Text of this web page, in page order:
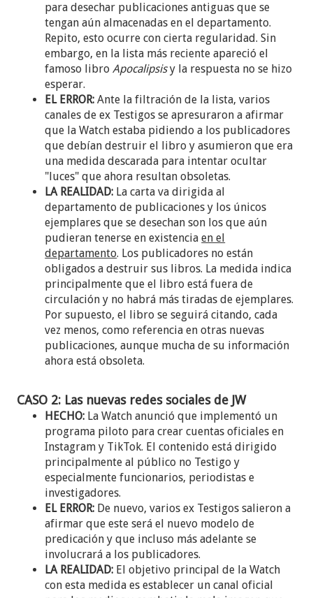
para desechar publicaciones antiguas que se
tengan aún almacenadas en el departamento.
Repito, esto ocurre con cierta regularidad. Sin
embargo, en la lista más reciente apareció el
famoso libroApocalipsisy la respuesta no se hizo
esperar.
EL ERROR: Ante la filtración de la lista, varios
canales de ex Testigos se apresuraron a afirmar
que la Watch estaba pidiendo a los publicadores
que debían destruir el libro y asumieron que era
una medida descarada para intentar ocultar
"luces" que ahora resultan obsoletas.
LA REALIDAD: La carta va dirigida al
departamento de publicaciones y los únicos
ejemplares que se desechan son los que aún
pudieran tenerse en existenciaen el
departamento. Los publicadores no están
obligados a destruir sus libros. La medida indica
principalmente que el libro está fuera de
circulación y no habrá más tiradas de ejemplares.
Por supuesto, el libro se seguirá citando, cada
vez menos, como referencia en otras nuevas
publicaciones, aunque mucha de su información
ahora está obsoleta.
CASO 2: Las nuevas redes sociales de JW
HECHO: La Watch anunció que implementó un
programa piloto para crear cuentas oficiales en
Instagram y TikTok. El contenido está dirigido
principalmente al público no Testigo y
especialmente funcionarios, periodistas e
investigadores.
EL ERROR: De nuevo, varios ex Testigos salieron a
afirmar que este será el nuevo modelo de
predicación y que incluso más adelante se
involucrará a los publicadores.
LA REALIDAD: El objetivo principal de la Watch
con esta medida es establecer un canal oficial